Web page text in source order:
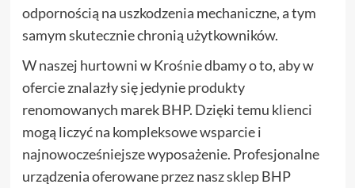
odpornością na uszkodzenia mechaniczne, a tym
samym skutecznie chronią użytkowników.
W naszej hurtowni w Krośnie dbamy o to, aby w
ofercie znalazły się jedynie produkty
renomowanych marek BHP. Dzięki temu klienci
mogą liczyć na kompleksowe wsparcie i
najnowocześniejsze wyposażenie. Profesjonalne
urządzenia oferowane przez nasz sklep BHP